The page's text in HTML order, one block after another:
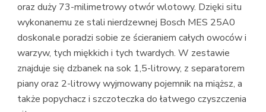
oraz duży 73-milimetrowy otwór wlotowy. Dzięki situ
wykonanemu ze stali nierdzewnej Bosch MES 25A0
doskonale poradzi sobie ze ścieraniem całych owoców i
warzyw, tych miękkich i tych twardych. W zestawie
znajduje się dzbanek na sok 1,5-litrowy, z separatorem
piany oraz 2-litrowy wyjmowany pojemnik na miąższ, a
także popychacz i szczoteczka do łatwego czyszczenia